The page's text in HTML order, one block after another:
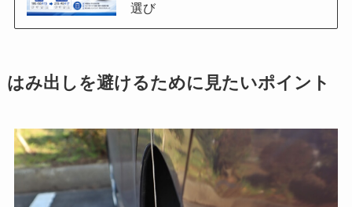
選び
はみ出しを避けるために見たいポイント